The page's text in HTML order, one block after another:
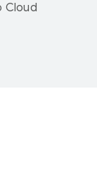
Cloud